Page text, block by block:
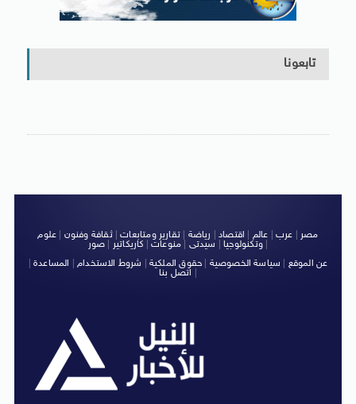
تابعونا
مصر عرب عالم اقتصاد رياضة |تقارير ومتابعات|ثقافة وفنون
علوم
وتكنولوجيا| سيدتى منوعات كاريكاتير صور
|
عن الموقع
سياسة الخصوصية حقوق الملكية شروط الاستخدام| المساعدة|
اتصل بنا